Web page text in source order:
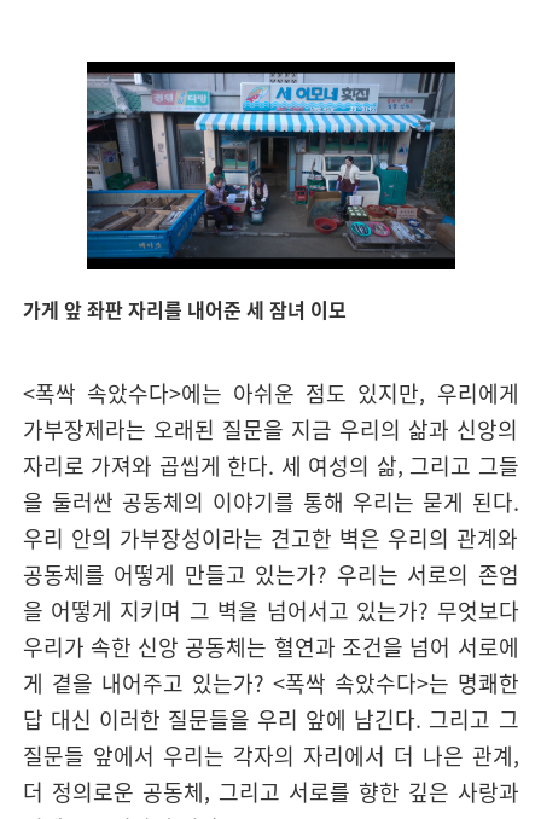
가게 앞 좌판 자리를 내어준 세 잠녀 이모
<폭싹 속았수다>에는 아쉬운 점도 있지만, 우리에게
가부장제라는 오래된 질문을 지금 우리의 삶과 신앙의
자리로 가져와 곱씹게 한다. 세 여성의 삶, 그리고 그들
을 둘러싼 공동체의 이야기를 통해 우리는 묻게 된다.
우리 안의 가부장성이라는 견고한 벽은 우리의 관계와
공동체를 어떻게 만들고 있는가? 우리는 서로의 존엄
을 어떻게 지키며 그 벽을 넘어서고 있는가? 무엇보다
우리가 속한 신앙 공동체는 혈연과 조건을 넘어 서로에
게 곁을 내어주고 있는가? <폭싹 속았수다>는 명쾌한
답 대신 이러한 질문들을 우리 앞에 남긴다. 그리고 그
질문들 앞에서 우리는 각자의 자리에서 더 나은 관계,
더 정의로운 공동체, 그리고 서로를 향한 깊은 사랑과